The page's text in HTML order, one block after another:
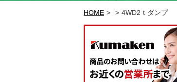
HOME > > 4WD2ｔダンプ